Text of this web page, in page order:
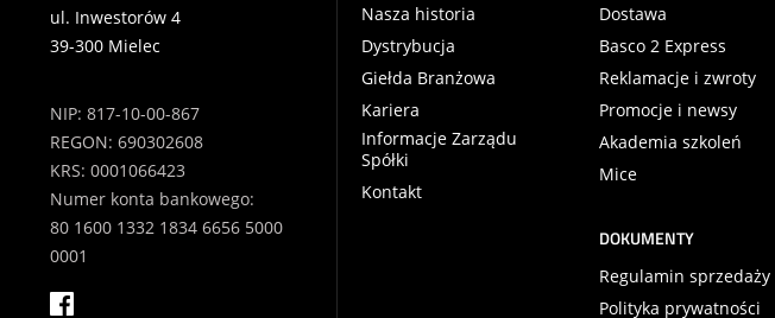
ul. Inwestorów 4
39-300 Mielec
NIP: 817-10-00-867
REGON: 690302608
KRS: 0001066423
Numer konta bankowego:
80 1600 1332 1834 6656 5000
0001
Nasza historia
Dystrybucja
Giełda Branżowa
Kariera
Informacje Zarządu
Spółki
Kontakt
Dostawa
Basco 2 Express
Reklamacje i zwroty
Promocje i newsy
Akademia szkoleń
Mice
DOKUMENTY
Regulamin sprzedaży
Polityka prywatności